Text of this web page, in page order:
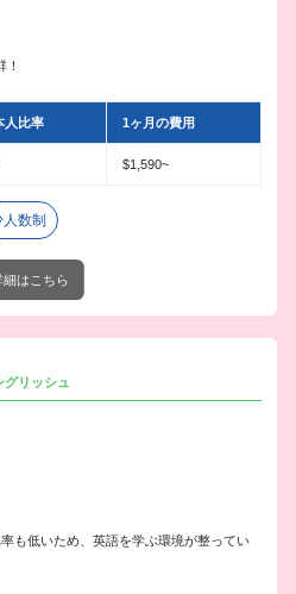
人比率 1ヶ月の費用
$1,590~
人数制
細はこちら
リッシュ
も低いため、英語を学ぶ環境が整ってい